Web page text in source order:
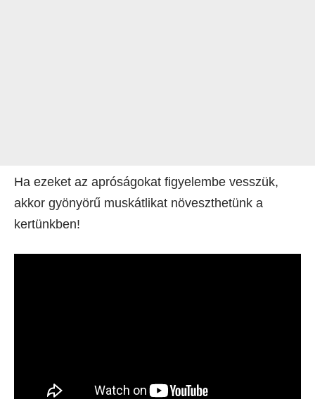
Ha ezeket az apróságokat figyelembe vesszük,
akkor gyönyörű muskátlikat növeszthetünk a
kertünkben!